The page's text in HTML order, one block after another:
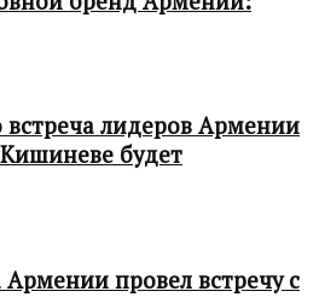
лидеров Армении
будет
Армении провел встречу с